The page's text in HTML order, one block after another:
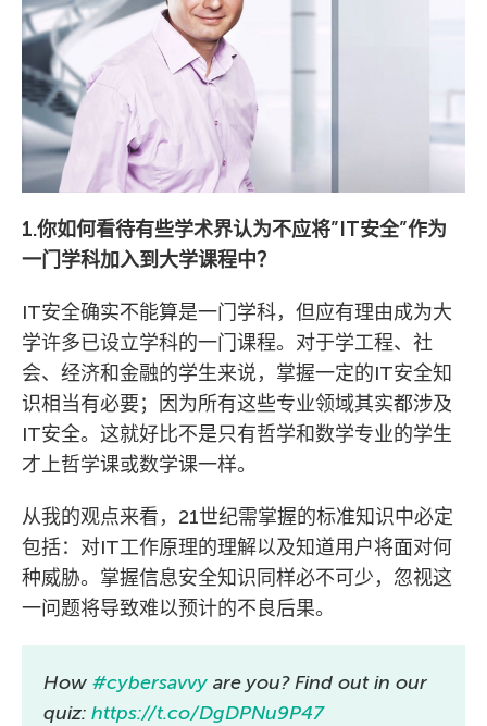
1.你如何看待有些学术界认为不应将”IT安全”作为
一门学科加入到大学课程中？
IT安全确实不能算是一门学科，但应有理由成为大
学许多已设立学科的一门课程。对于学工程、社
会、经济和金融的学生来说，掌握一定的IT安全知
识相当有必要；因为所有这些专业领域其实都涉及
IT安全。这就好比不是只有哲学和数学专业的学生
才上哲学课或数学课一样。
从我的观点来看，21世纪需掌握的标准知识中必定
包括：对IT工作原理的理解以及知道用户将面对何
种威胁。掌握信息安全知识同样必不可少，忽视这
一问题将导致难以预计的不良后果。
How #cybersavvy are you? Find out in our
quiz: https://t.co/DgDPNu9P47